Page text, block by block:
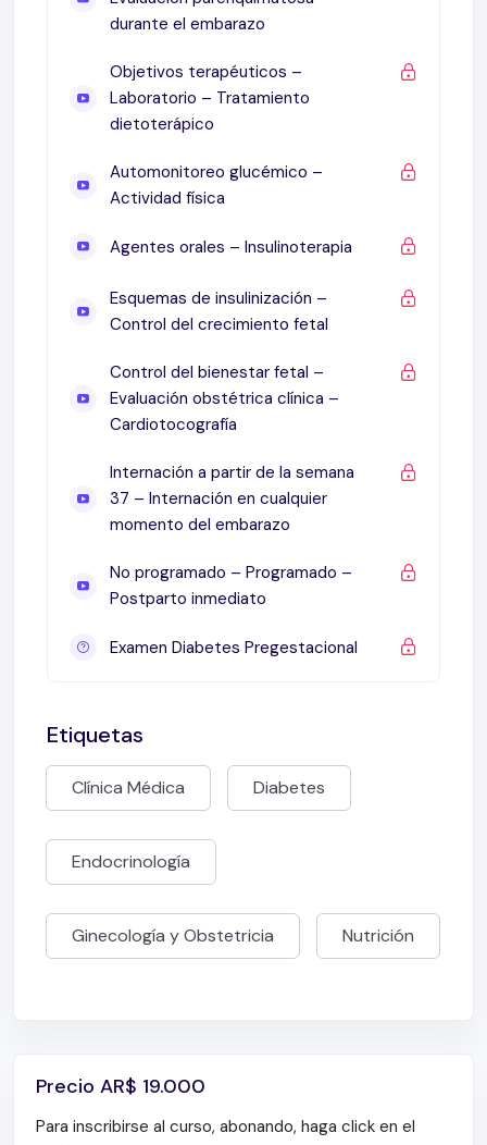
durante el embarazo
Objetivos terapéuticos –
Laboratorio – Tratamiento
dietoterápico
Automonitoreo glucémico –
Actividad física
Agentes orales – Insulinoterapia
Esquemas de insulinización –
Control del crecimiento fetal
Control del bienestar fetal –
Evaluación obstétrica clínica –
Cardiotocografía
Internación a partir de la semana
37 – Internación en cualquier
momento del embarazo
No programado – Programado –
Postparto inmediato
Examen Diabetes Pregestacional
Etiquetas
Clínica Médica Diabetes
Endocrinología
Ginecología y Obstetricia Nutrición
Precio AR$ 19.000
Para inscribirse al curso, abonando, haga click en el